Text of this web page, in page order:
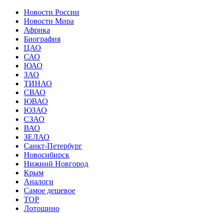
Новости России
Новости Мира
Африка
Биография
ЦАО
САО
ЮАО
ЗАО
ТИНАО
СВАО
ЮВАО
ЮЗАО
СЗАО
ВАО
ЗЕЛАО
Санкт-Петербург
Новосибирск
Нижний Новгород
Крым
Аналоги
Самое дешевое
TOP
Лотошино